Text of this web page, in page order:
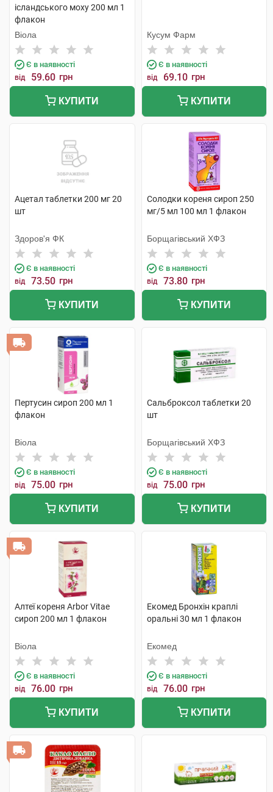
ісландського моху 200 мл 1
флакон
Віола
Є в наявності
від 59.60 грн
КУПИТИ
Кусум Фарм
Є в наявності
від 69.10 грн
КУПИТИ
Ацетал таблетки 200 мг 20
шт
Здоров'я ФК
Є в наявності
від 73.50 грн
КУПИТИ
Солодки кореня сироп 250
мг/5 мл 100 мл 1 флакон
Борщагівський ХФЗ
Є в наявності
від 73.80 грн
КУПИТИ
Пертусин сироп 200 мл 1
флакон
Віола
Є в наявності
від 75.00 грн
КУПИТИ
Сальброксол таблетки 20
шт
Борщагівський ХФЗ
Є в наявності
від 75.00 грн
КУПИТИ
Алтеї кореня Arbor Vitae
сироп 200 мл 1 флакон
Віола
Є в наявності
від 76.00 грн
КУПИТИ
Екомед Бронхін краплі
оральні 30 мл 1 флакон
Екомед
Є в наявності
від 76.00 грн
КУПИТИ